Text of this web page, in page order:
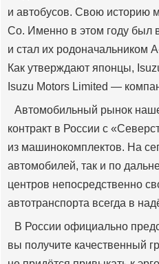
и автобусов. Свою историю
Co. Именно в этом году был
и стал их родоначальником
Как утверждают японцы,
Isuzu Motors Limited —
Автомобильный рынок
контракт в России с
из машинокомплектов. На
автомобилей, так и по
центров непосредственно
автотранспорта всегда в
В России официально
вы получите качественный